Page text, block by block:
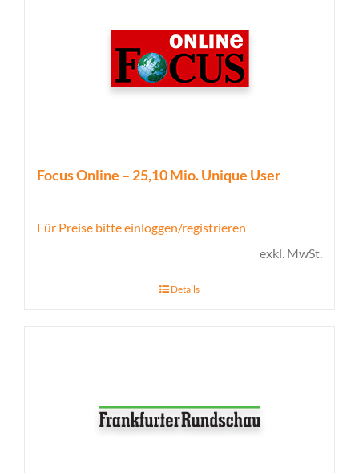
Focus Online – 25,10 Mio. Unique User
Für Preise bitte einloggen/registrieren
exkl. MwSt.
Details